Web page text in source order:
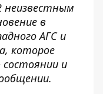
неизвестным
в
АГС и
которое
и